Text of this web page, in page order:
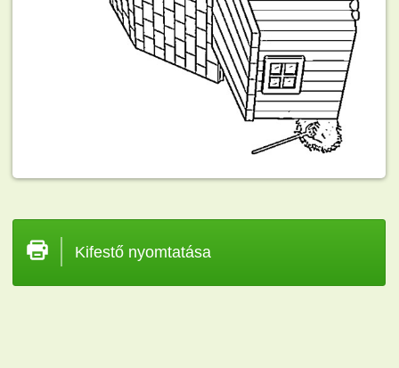
Kifestő nyomtatása